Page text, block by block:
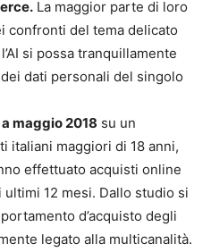
La maggior parte di loro
confronti del tema delicato
si possa tranquillamente
dati personali del singolo
maggio 2018 su un
italiani maggiori di 18 anni,
effettuato acquisti online
12 mesi. Dallo studio si
d’acquisto degli
legato alla multicanalità.